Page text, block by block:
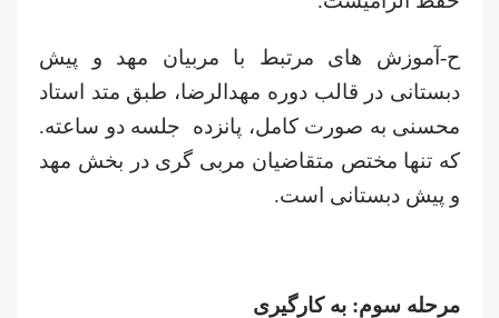
ح-آموزش های مرتبط با مربیان مهد و پیش
دبستانی در قالب دوره مهدالرضا، طبق متد استاد
محسنی به صورت کامل، پانزده جلسه دو ساعته.
که تنها مختص متقاضیان مربی گری در بخش مهد
و پیش دبستانی است.
مرحله سوم: به کارگیری